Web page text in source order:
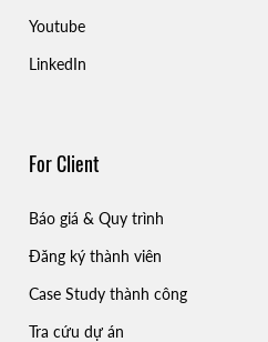
Youtube
LinkedIn
For Client
Báo giá & Quy trình
Đăng ký thành viên
Case Study thành công
Tra cứu dự án